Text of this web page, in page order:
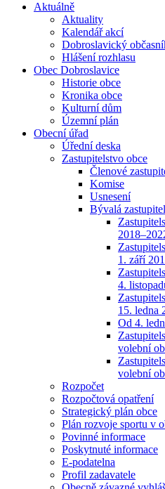
Aktuálně
Aktuality
Kalendář akcí
Dobroslavický
Hlášení rozhlasu
Obec Dobroslavice
Historie obce
Kronika obce
Kulturní dům
Územní plán
Obecní úřad
Úřední deska
Zastupitelstvo obce
Členové
Komise
Usnesení
Bývalá
1. září
4.
15. ledna
Od 4.
volební
volební
Rozpočet
Rozpočtová opatření
Strategický plán obce
Plán rozvoje sportu v
Povinné informace
Poskytnuté informace
E-podatelna
Profil zadavatele